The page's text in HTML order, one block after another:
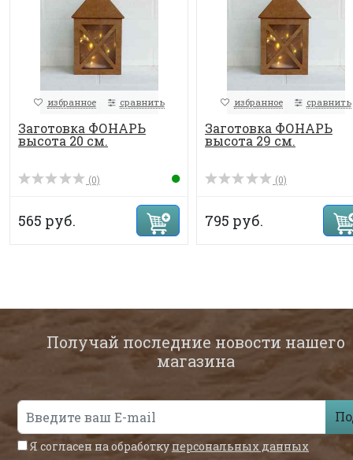
избранное сравнить
Заготовка ФОНАРЬ
высота 20 см.
(0)
565 руб.
избранное сравнить
Заготовка ФОНАРЬ
высота 29 см.
(0)
795 руб.
Получай последние новости нашего
магазина
Я согласен на обработку персональных данных